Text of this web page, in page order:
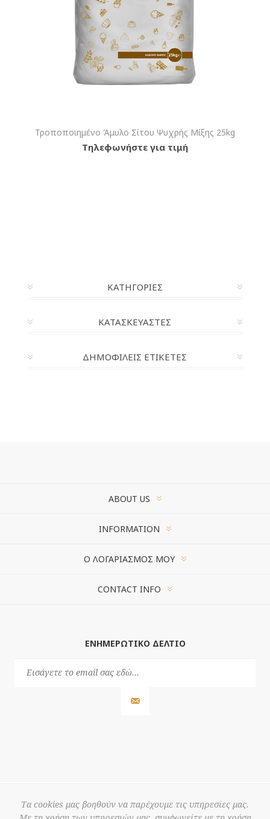
Τροποποιημένο Άμυλο Σίτου Ψυχρής Μίξης 25kg
Τηλεφωνήστε για τιμή
ΚΑΤΗΓΟΡΊΕΣ
ΚΑΤΑΣΚΕΥΑΣΤΈΣ
ΔΗΜΟΦΙΛΕΙΣ ΕΤΙΚΕΤΕΣ
ABOUT US
INFORMATION
Ο ΛΟΓΑΡΙΑΣΜΌΣ ΜΟΥ
CONTACT INFO
ΕΝΗΜΕΡΩΤΙΚΌ ΔΕΛΤΊΟ
Τα cookies μας βοηθούν να παρέχουμε τις υπηρεσίες μας.